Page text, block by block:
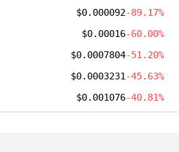
$0.000092-89.17%
$0.00016-60.00%
$0.0007804-51.20%
$0.0003231 -45.63%
$0.001076-40.81%